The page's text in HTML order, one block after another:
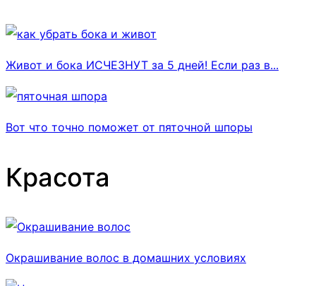
Живот и бока ИСЧЕЗНУТ за 5 дней! Если раз в...
Вот что точно поможет от пяточной шпоры
Красота
Окрашивание волос в домашних условиях